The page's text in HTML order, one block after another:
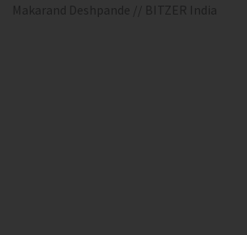
Makarand Deshpande // BITZER India